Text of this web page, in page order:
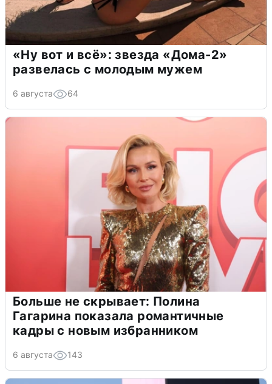
«Ну вот и всё»: звезда «Дома-2»
развелась с молодым мужем
6 августа 64
Больше не скрывает: Полина
Гагарина показала романтичные
кадры с новым избранником
6 августа 143